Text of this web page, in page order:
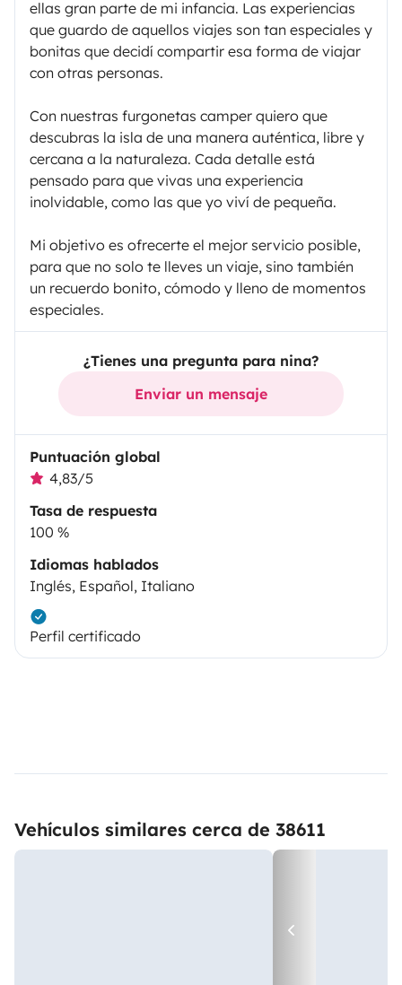
ellas gran parte de mi infancia. Las experiencias
que guardo de aquellos viajes son tan especiales y
bonitas que decidí compartir esa forma de viajar
con otras personas.
Con nuestras furgonetas camper quiero que
descubras la isla de una manera auténtica, libre y
cercana a la naturaleza. Cada detalle está
pensado para que vivas una experiencia
inolvidable, como las que yo viví de pequeña.
Mi objetivo es ofrecerte el mejor servicio posible,
para que no solo te lleves un viaje, sino también
un recuerdo bonito, cómodo y lleno de momentos
especiales.
¿Tienes una pregunta para nina?
Enviar un mensaje
Puntuación global
4,83/5
Tasa de respuesta
100 %
Idiomas hablados
Inglés, Español, Italiano
Perfil certificado
Vehículos similares cerca de 38611